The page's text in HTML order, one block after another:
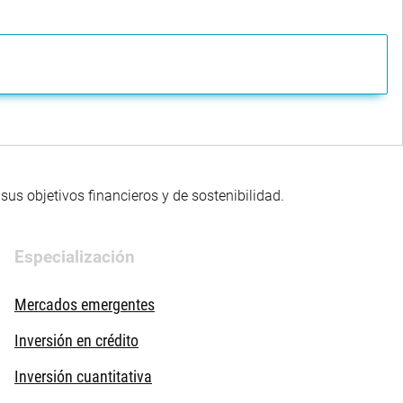
objetivos financieros y de sostenibilidad.
Especialización
Mercados emergentes
Inversión en crédito
Inversión cuantitativa